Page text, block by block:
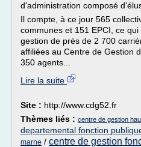
d'administration composé
Il compte, à ce jour 565
communes et 151 EPCI, ce
gestion de près de 2 700
affiliées au Centre de Gestion
350 agents...
Lire la suite
Site : http://www.cdg52.fr
Thèmes liés : centre de gestion
departemental fonction
marne / centre de gestion